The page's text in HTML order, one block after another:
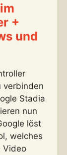
+
und
verbinden
Stadia
nun
löst
welches
Video